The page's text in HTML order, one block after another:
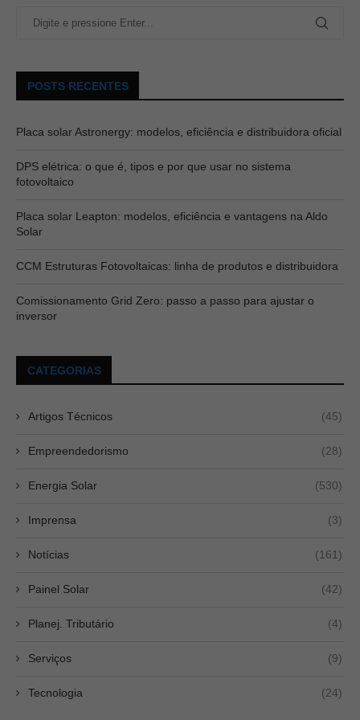
POSTS RECENTES
Placa solar Astronergy: modelos, eficiência e distribuidora oficial
DPS elétrica: o que é, tipos e por que usar no sistema
fotovoltaico
Placa solar Leapton: modelos, eficiência e vantagens na Aldo
Solar
CCM Estruturas Fotovoltaicas: linha de produtos e distribuidora
Comissionamento Grid Zero: passo a passo para ajustar o
inversor
CATEGORIAS
Artigos Técnicos (45)
Empreendedorismo (28)
Energia Solar (530)
Imprensa (3)
Notícias (161)
Painel Solar (42)
Planej. Tributário (4)
Serviços (9)
Tecnologia (24)